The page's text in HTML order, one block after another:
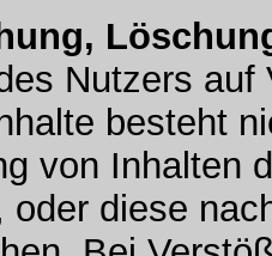
Nutzers
besteht
von Inhalten
oder diese